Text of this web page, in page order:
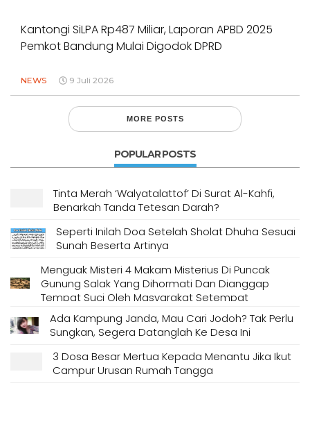
Kantongi SiLPA Rp487 Miliar, Laporan APBD 2025
Pemkot Bandung Mulai Digodok DPRD
NEWS 9 Juli 2026
MORE POSTS
POPULAR POSTS
Tinta Merah ‘Walyatalattof’ Di Surat Al-Kahfi,
Benarkah Tanda Tetesan Darah?
Seperti Inilah Doa Setelah Sholat Dhuha Sesuai
Sunah Beserta Artinya
Menguak Misteri 4 Makam Misterius Di Puncak
Gunung Salak Yang Dihormati Dan Dianggap
Tempat Suci Oleh Masyarakat Setempat
Ada Kampung Janda, Mau Cari Jodoh? Tak Perlu
Sungkan, Segera Datanglah Ke Desa Ini
3 Dosa Besar Mertua Kepada Menantu Jika Ikut
Campur Urusan Rumah Tangga